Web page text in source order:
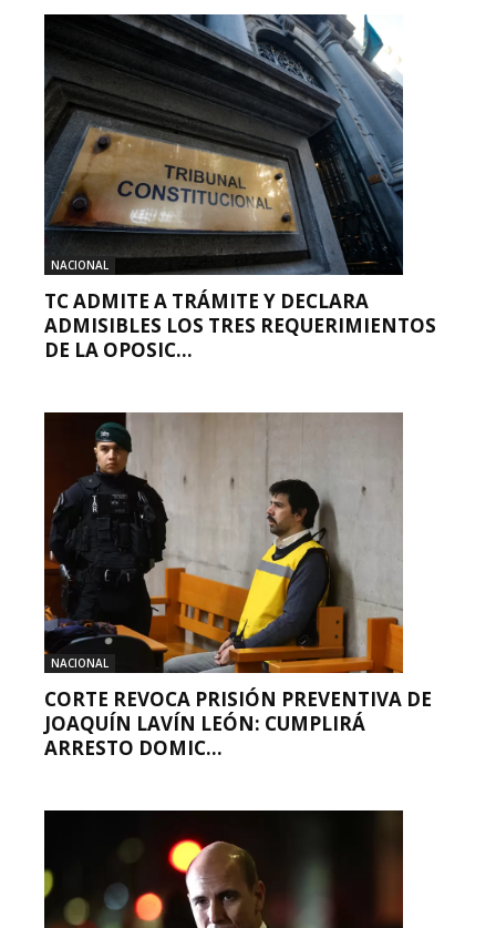
NACIONAL
TC ADMITE A TRÁMITE Y DECLARA
ADMISIBLES LOS TRES REQUERIMIENTOS
DE LA OPOSIC...
NACIONAL
CORTE REVOCA PRISIÓN PREVENTIVA DE
JOAQUÍN LAVÍN LEÓN: CUMPLIRÁ
ARRESTO DOMIC...